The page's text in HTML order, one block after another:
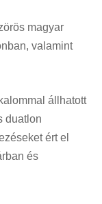
magyar
valamint
állhatott
duatlon
ért el
és